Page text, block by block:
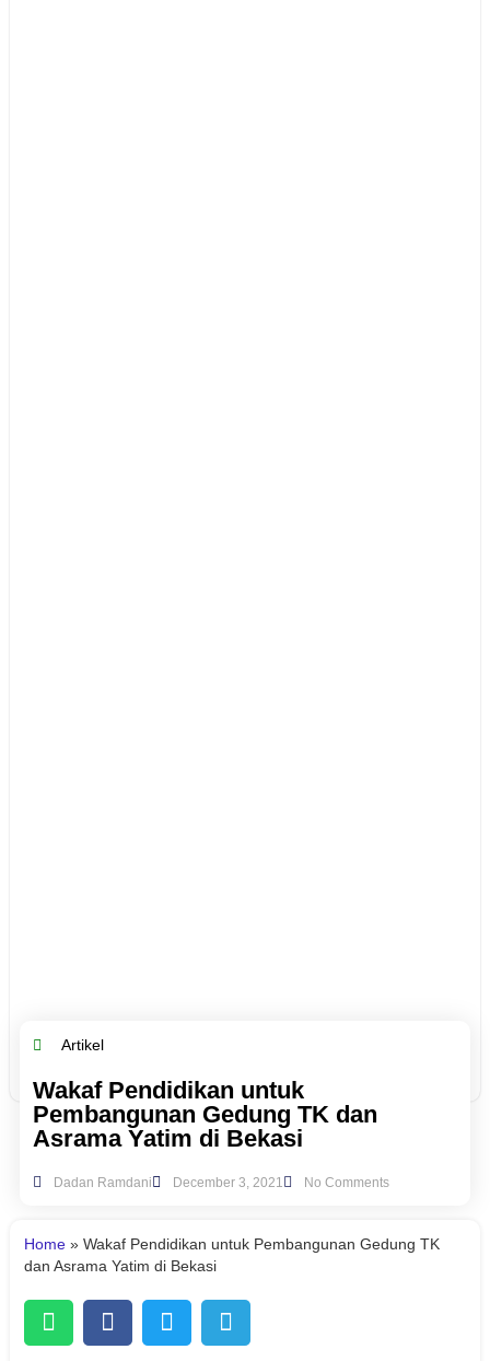
Artikel
Wakaf Pendidikan untuk
Pembangunan Gedung TK dan
Asrama Yatim di Bekasi
Dadan Ramdani December 3, 2021 No Comments
Home» Wakaf Pendidikan untuk Pembangunan Gedung TK
dan Asrama Yatim di Bekasi